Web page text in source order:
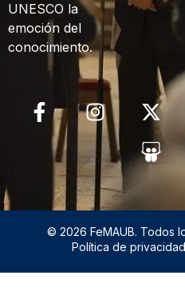
UNESCO la
emoción del
conocimiento.
© 2026 FeMAUB. Todos
Política de privacidad